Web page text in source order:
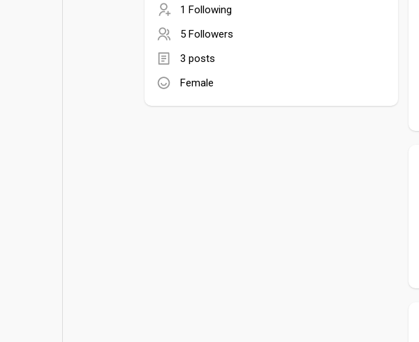
1 Following
5 Followers
3 posts
Female